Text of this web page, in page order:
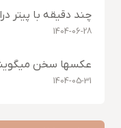
چند دقیقه با پیتر
1404-06-28
عکسها سخن میگویند
1404-05-31